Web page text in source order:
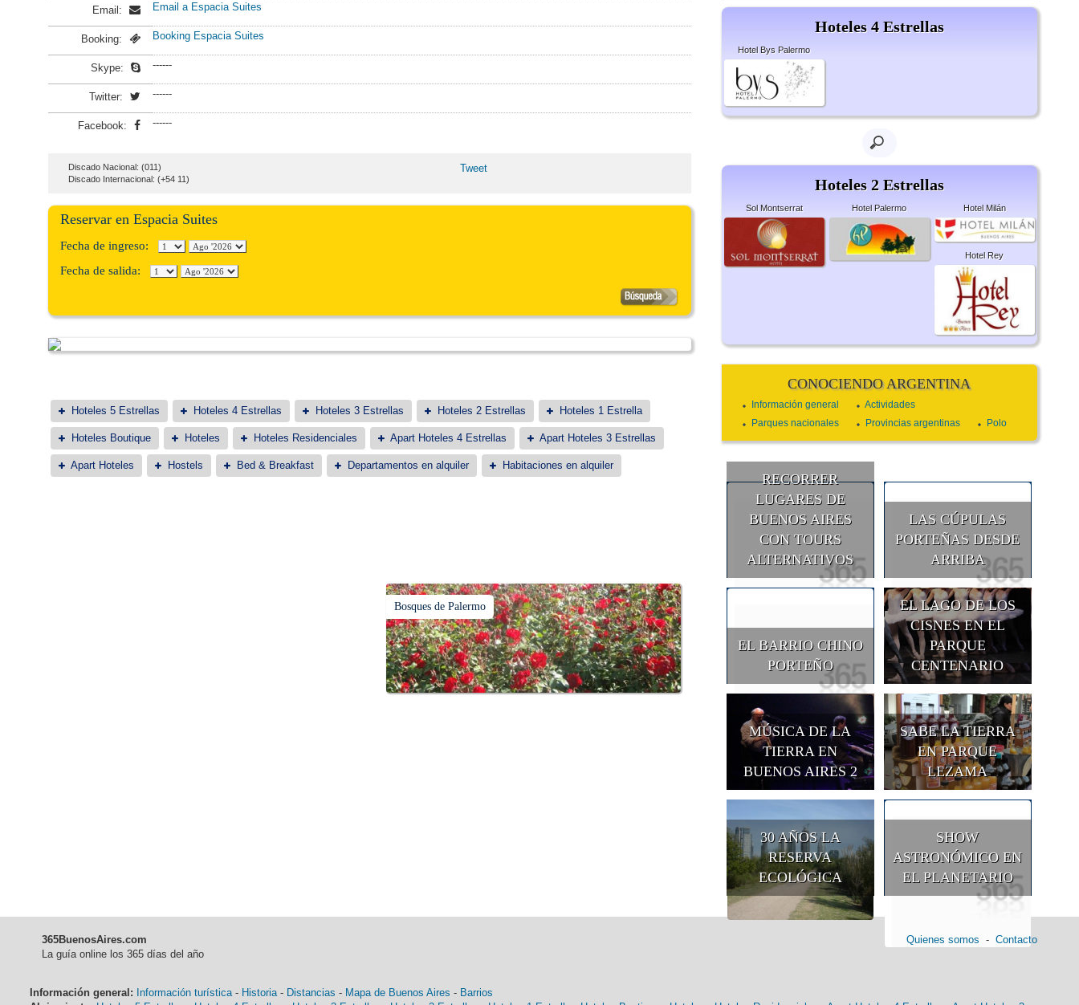
Email: Email a Espacia Suites
Booking: Booking Espacia Suites
Skype: ------
Twitter: ------
Facebook: ------
Discado Nacional: (011)
Discado Internacional: (+54 11)
Tweet
Reservar en Espacia Suites
Fecha de ingreso:
Fecha de salida:
Hoteles 5 Estrellas Hoteles 4 Estrellas Hoteles 3 Estrellas Hoteles 2 Estrellas Hoteles 1 Estrella
Hoteles Boutique Hoteles Hoteles Residenciales Apart Hoteles 4 Estrellas Apart Hoteles 3 Estrellas
Apart Hoteles Hostels Bed & Breakfast Departamentos en alquiler Habitaciones en alquiler
Bosques de Palermo
Hoteles 4 Estrellas
Hotel Bys Palermo
Hoteles 2 Estrellas
Sol Montserrat Hotel Palermo Hotel Milán
Hotel Rey
CONOCIENDO ARGENTINA
Información general
Actividades
Parques nacionales
Provincias argentinas Polo
RECORRER
LUGARES DE
BUENOS AIRES
CON TOURS
ALTERNATIVOS
LAS CÚPULAS
PORTEÑAS DESDE
ARRIBA
EL BARRIO CHINO
PORTEÑO
EL LAGO DE LOS
CISNES EN EL
PARQUE
CENTENARIO
MÚSICA DE LA
TIERRA EN
BUENOS AIRES 2
SABE LA TIERRA
EN PARQUE
LEZAMA
30 AÑOS LA
RESERVA
ECOLÓGICA
SHOW
ASTRONÓMICO EN
EL PLANETARIO
365BuenosAires.com
La guía online los 365 días del año
Quienes somos - Contacto
Información general: Información turística- Historia- Distancias - Mapa de Buenos Aires - Barrios